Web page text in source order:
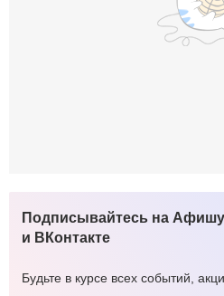
Подписывайтесь на Афишу
и ВКонтакте
Будьте в курсе всех событий,